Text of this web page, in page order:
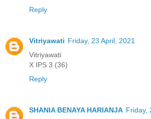
Reply
Vitriyawati Friday, 23 April, 2021
Vitriyawati
X IPS 3 (36)
Reply
SHANIA BENAYA HARIANJA Friday,